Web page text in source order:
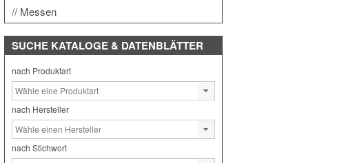
Messen
SUCHE KATALOGE & DATENBLÄTTER
nach Produktart
nach Hersteller
nach Stichwort